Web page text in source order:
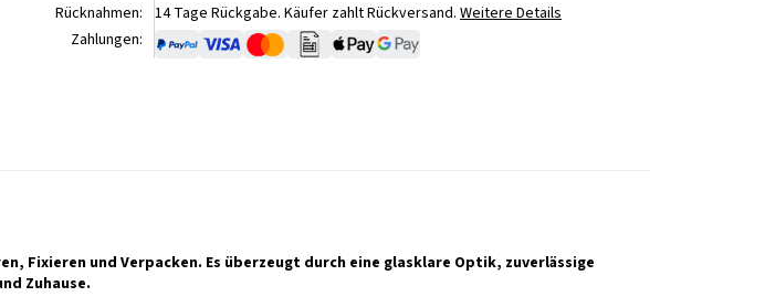
Rücknahmen: 14 Tage Rückgabe. Käufer zahlt Rückversand. Weitere Details
Zahlungen:
Fixieren und Verpacken. Es überzeugt durch eine glasklare Optik, zuverlässige
Zuhause.